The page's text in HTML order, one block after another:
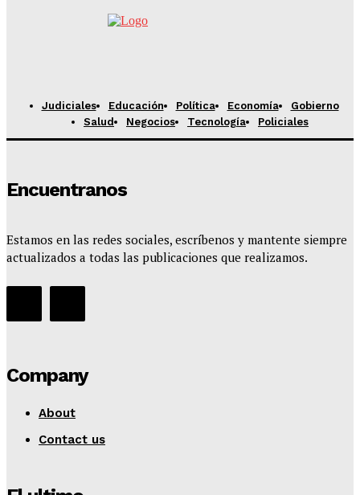
Judiciales Educación Política Economía
Gobierno
Salud
Negocios Tecnología Policiales
Encuentranos
Estamos en las redes sociales, escríbenos y mantente siempre
actualizados a todas las publicaciones que realizamos.
Company
About
Contact us